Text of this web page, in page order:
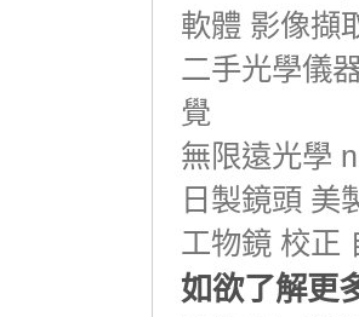
軟體 影像擷
二手光學儀
覺
無限遠光學
日製鏡頭
工物鏡 校正
如欲了解更